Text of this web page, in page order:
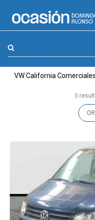
FILTROS
APPROVED
Marca (1)
Combustible y cambio
Precio y cuota (0)
Carrocería, año y Kms.
VW California
3